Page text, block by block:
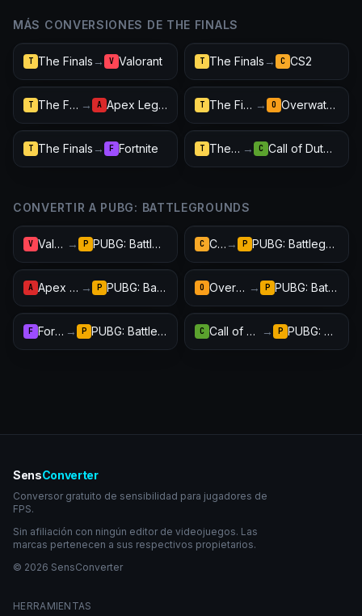
MÁS CONVERSIONES DE THE FINALS
T The Finals → V Valorant T The Finals → C CS2
T The Finals → A Apex Legends T The Finals → O Overwatch 2
T The Finals → F Fortnite T The Finals → C Call of Duty: Warzone
CONVERTIR A PUBG: BATTLEGROUNDS
V Valorant → P PUBG: Battlegrounds C CS2 → P PUBG: Battlegrounds
A Apex Legends → P PUBG: Battlegrounds O Overwatch 2 → P PUBG: Battlegrounds
F Fortnite → P PUBG: Battlegrounds C Call of Duty: Warzone → P PUBG: Battlegrounds
SensConverter
Conversor gratuito de sensibilidad para jugadores de
FPS.
Sin afiliación con ningún editor de videojuegos. Las
marcas pertenecen a sus respectivos propietarios.
© 2026 SensConverter
HERRAMIENTAS